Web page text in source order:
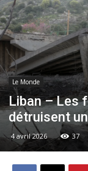
Le Monde
Liban – Les
détruisent
4 avril 2026 37